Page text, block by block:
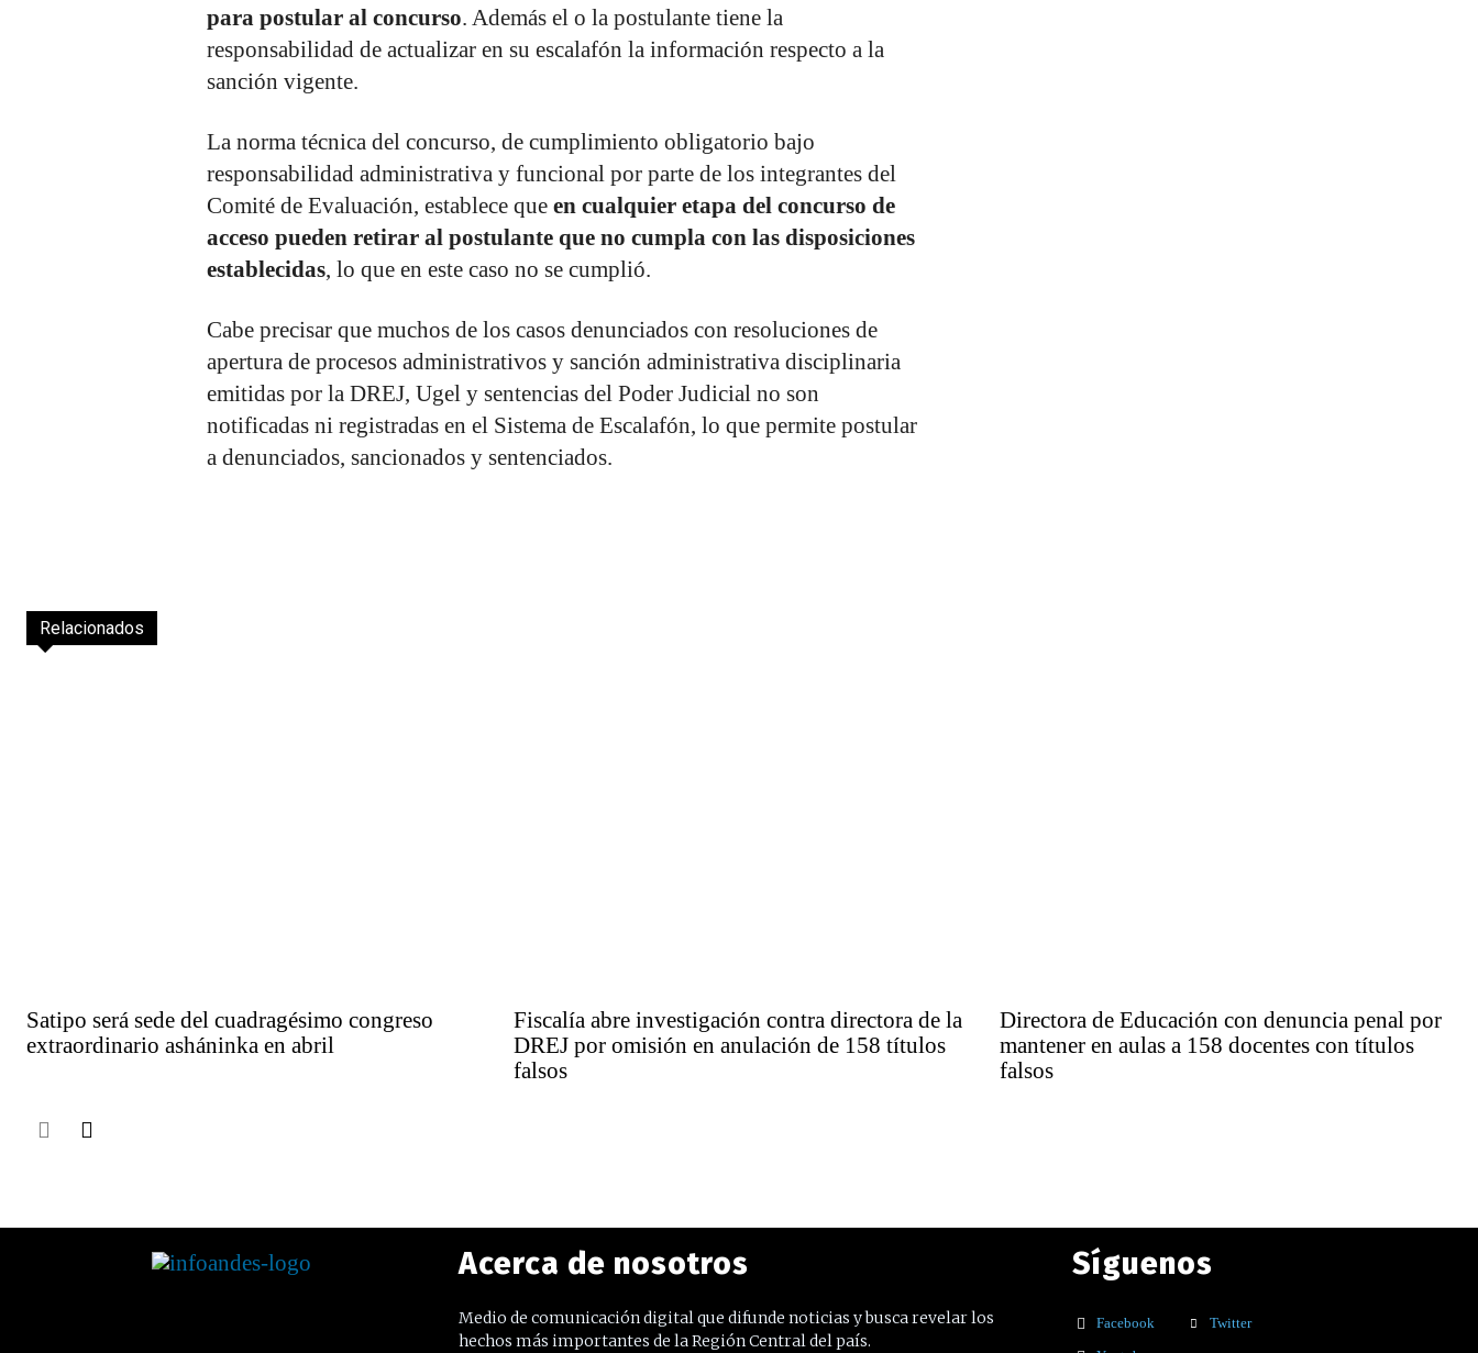
para postular al concurso. Además el o la postulante tiene la
responsabilidad de actualizar en su escalafón la información respecto a la
sanción vigente.
La norma técnica del concurso, de cumplimiento obligatorio bajo
responsabilidad administrativa y funcional por parte de los integrantes del
Comité de Evaluación, establece que en cualquier etapa del concurso de
acceso pueden retirar al postulante que no cumpla con las disposiciones
establecidas, lo que en este caso no se cumplió.
Cabe precisar que muchos de los casos denunciados con resoluciones de
apertura de procesos administrativos y sanción administrativa disciplinaria
emitidas por la DREJ, Ugel y sentencias del Poder Judicial no son
notificadas ni registradas en el Sistema de Escalafón, lo que permite postular
a denunciados, sancionados y sentenciados.
Relacionados
Satipo será sede del cuadragésimo congreso
extraordinario asháninka en abril
Fiscalía abre investigación contra directora de la
DREJ por omisión en anulación de 158 títulos
falsos
Directora de Educación con denuncia penal por
mantener en aulas a 158 docentes con títulos
falsos
Acerca de nosotros
Medio de comunicación digital que difunde noticias y busca revelar los
hechos más importantes de la Región Central del país.
Síguenos
Facebook
Twitter